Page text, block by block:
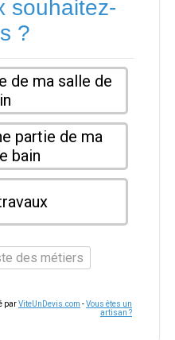
souhaitez-
?
de ma salle de
partie de ma
bain
des métiers
parViteUnDevis.com -Vous êtes un
artisan ?